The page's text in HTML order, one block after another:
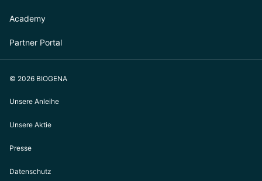
Academy
Partner Portal
© 2026 BIOGENA
Unsere Anleihe
Unsere Aktie
Presse
Datenschutz